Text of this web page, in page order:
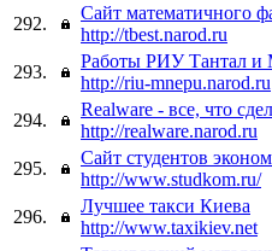
292.
Сайт математичного
http://tbest.narod.ru
293.
Работы РИУ Тантал
http://riu-mnepu.narod.ru
294.
Realware - все, что
http://realware.narod.ru
295.
Сайт студентов
http://www.studkom.ru/
296.
Лучшее такси Киева
http://www.taxikiev.net